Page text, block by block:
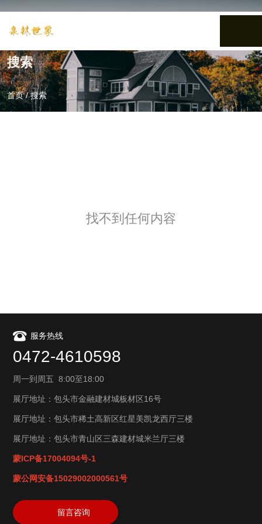
搜索
首页/搜索
找不到任何内容
服务热线
0472-4610598
周一到周五 8:00至18:00
展厅地址：包头市金融建材城板材区16号
展厅地址：包头市稀土高新区红星美凯龙西厅三楼
展厅地址：包头市青山区三森建材城米兰厅三楼
蒙ICP备17004094号-1
蒙公网安备15029002000561号
留言咨询